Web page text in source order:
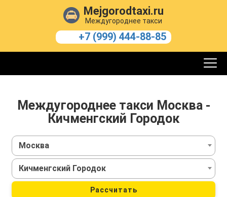
Mejgorodtaxi.ru
Междугороднее такси
+7 (999) 444-88-85
Междугороднее такси Москва -
Кичменгский Городок
Москва
Кичменгский Городок
Рассчитать